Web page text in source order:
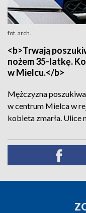
fot. arch.
<b>Trwają
nożem 35-latkę.
w Mielcu.</b>
Mężczyzna
w centrum Mielca w
kobieta zmarła. Ulice